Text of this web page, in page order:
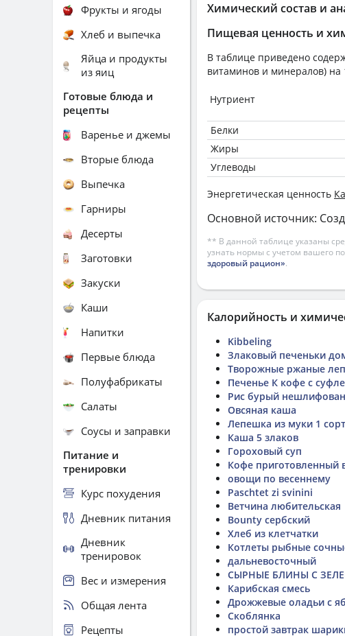
Химический состав и
Пищевая ценность и
В таблице приведено
витаминов и минералов) на
Нутриент
Белки
Жиры
Углеводы
Энергетическая ценность
Основной источник:
** В данной таблице указаны
узнать нормы с учетом вашего
здоровый рацион».
Калорийность и
Kibbeling
Злаковый печеньки
Творожные ржаные
Печенье К кофе с
Рис бурый
Овсяная каша
Лепешка из муки 1
Каша 5 злаков
Гороховый суп
Кофе приготовленный
овощи по весеннему
Paschtet zi svinini
Ветчина любительская
Bounty сербский
Хлеб из клетчатки
Котлеты рыбные
дальневосточный
СЫРНЫЕ БЛИНЫ С
Карибская смесь
Дрожжевые оладьи с
Скоблянка
простой завтрак
Фрукты и ягоды
Хлеб и выпечка
Яйца и продукты
из яиц
Готовые блюда и
рецепты
Варенье и джемы
Вторые блюда
Выпечка
Гарниры
Десерты
Заготовки
Закуски
Каши
Напитки
Первые блюда
Полуфабрикаты
Салаты
Соусы и заправки
Питание и
тренировки
Курс похудения
Дневник питания
Дневник
тренировок
Вес и измерения
Общая лента
Рецепты